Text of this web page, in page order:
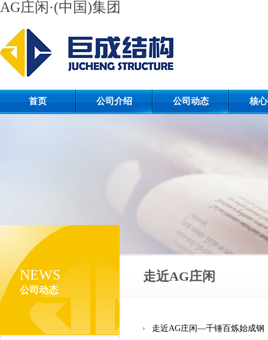
AG庄闲·(中国)集团
首页 公司介绍 公司动态 核
NEWS
公司动态
走近AG庄闲
走近AG庄闲—千锤百炼始成钢